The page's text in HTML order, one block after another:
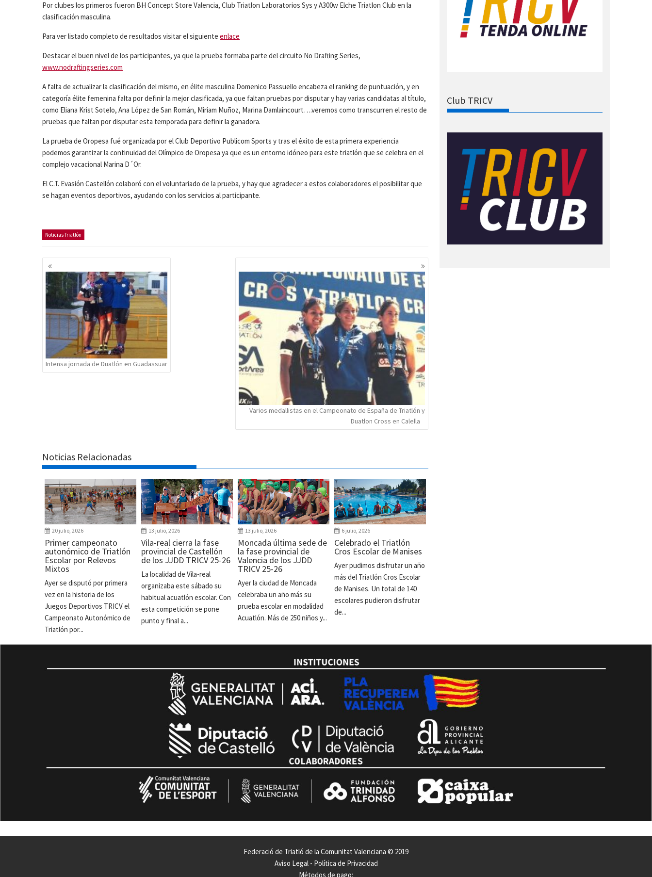
Por clubes los primeros fueron BH Concept Store Valencia, Club Triatlon Laboratorios Sys y A300w Elche Triatlon Club en la
clasificación masculina.
Para ver listado completo de resultados visitar el siguiente enlace
Destacar el buen nivel de los participantes, ya que la prueba formaba parte del circuito No Drafting Series,
www.nodraftingseries.com
A falta de actualizar la clasificación del mismo, en élite masculina Domenico Passuello encabeza el ranking de puntuación, y en
categoría élite femenina falta por definir la mejor clasificada, ya que faltan pruebas por disputar y hay varias candidatas al título,
como Eliana Krist Sotelo, Ana López de San Román, Miriam Muñoz, Marina Damlaincourt….veremos como transcurren el resto de
pruebas que faltan por disputar esta temporada para definir la ganadora.
La prueba de Oropesa fué organizada por el Club Deportivo Publicom Sports y tras el éxito de esta primera experiencia
podemos garantizar la continuidad del Olímpico de Oropesa ya que es un entorno idóneo para este triatlón que se celebra en el
complejo vacacional Marina D´Or.
El C.T. Evasión Castellón colaboró con el voluntariado de la prueba, y hay que agradecer a estos colaboradores el posibilitar que
se hagan eventos deportivos, ayudando con los servicios al participante.
Noticias Triatlón
Navegación
de
entradas
Intensa jornada de Duatlón en Guadassuar
Varios medallistas en el Campeonato de España de Triatlón y
Duatlon Cross en Calella
Noticias Relacionadas
20 julio, 2026
Primer campeonato
autonómico de Triatlón
Escolar por Relevos
Mixtos
Ayer se disputó por primera
vez en la historia de los
Juegos Deportivos TRICV el
Campeonato Autonómico de
Triatlón por...
13 julio, 2026
Vila-real cierra la fase
provincial de Castellón
de los JJDD TRICV 25-26
La localidad de Vila-real
organizaba este sábado su
habitual acuatlón escolar. Con
esta competición se pone
punto y final a...
13 julio, 2026
Moncada última sede de
la fase provincial de
Valencia de los JJDD
TRICV 25-26
Ayer la ciudad de Moncada
celebraba un año más su
prueba escolar en modalidad
Acuatlón. Más de 250 niños y...
6 julio, 2026
Celebrado el Triatlón
Cros Escolar de Manises
Ayer pudimos disfrutar un año
más del Triatlón Cros Escolar
de Manises. Un total de 140
escolares pudieron disfrutar
de...
Club TRICV
Federació de Triatló de la Comunitat Valenciana © 2019
Aviso Legal- Política de Privacidad
Métodos de pago: